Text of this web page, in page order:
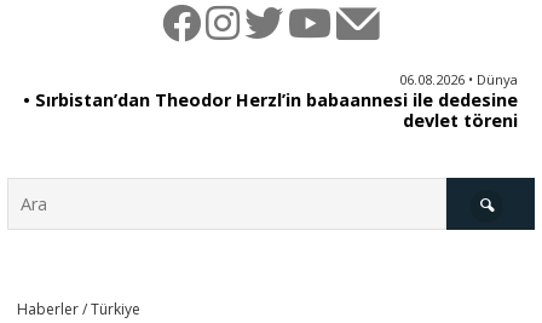
06.08.2026 • Dünya
• Sırbistan’dan Theodor Herzl’in babaannesi ile dedesine
devlet töreni
Haberler / Türkiye